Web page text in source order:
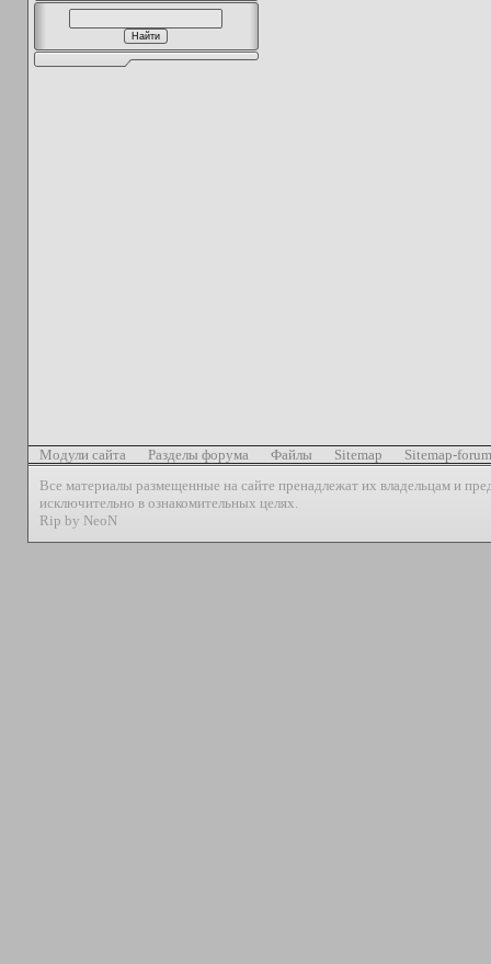
Модули сайта Разделы форума Файлы Sitemap
Sitemap-forum
Все материалы размещенные на сайте пренадлежат их владельцам и
исключительно в ознакомительных целях.
Rip by NeoN